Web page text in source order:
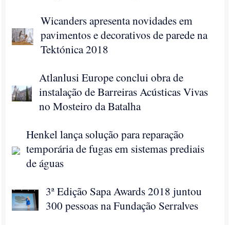
Wicanders apresenta novidades em
pavimentos e decorativos de parede na
Tektónica 2018
Atlanlusi Europe conclui obra de
instalação de Barreiras Acústicas Vivas
no Mosteiro da Batalha
Henkel lança solução para reparação
temporária de fugas em sistemas prediais
de águas
3ª Edição Sapa Awards 2018 juntou
300 pessoas na Fundação Serralves